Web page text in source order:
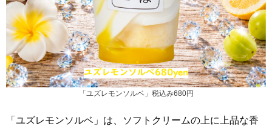
「ユズレモンソルベ」税込み680円
「ユズレモンソルベ」は、ソフトクリームの上に上品な香